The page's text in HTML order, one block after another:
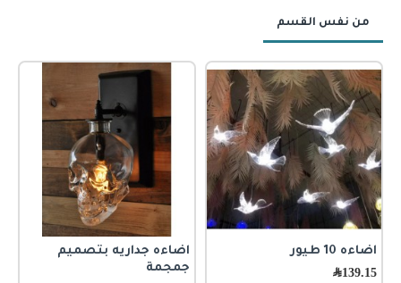
من نفس القسم
اضاءه 10 طيور
139.15﷼
اضاءه جداريه بتصميم
جمجمة